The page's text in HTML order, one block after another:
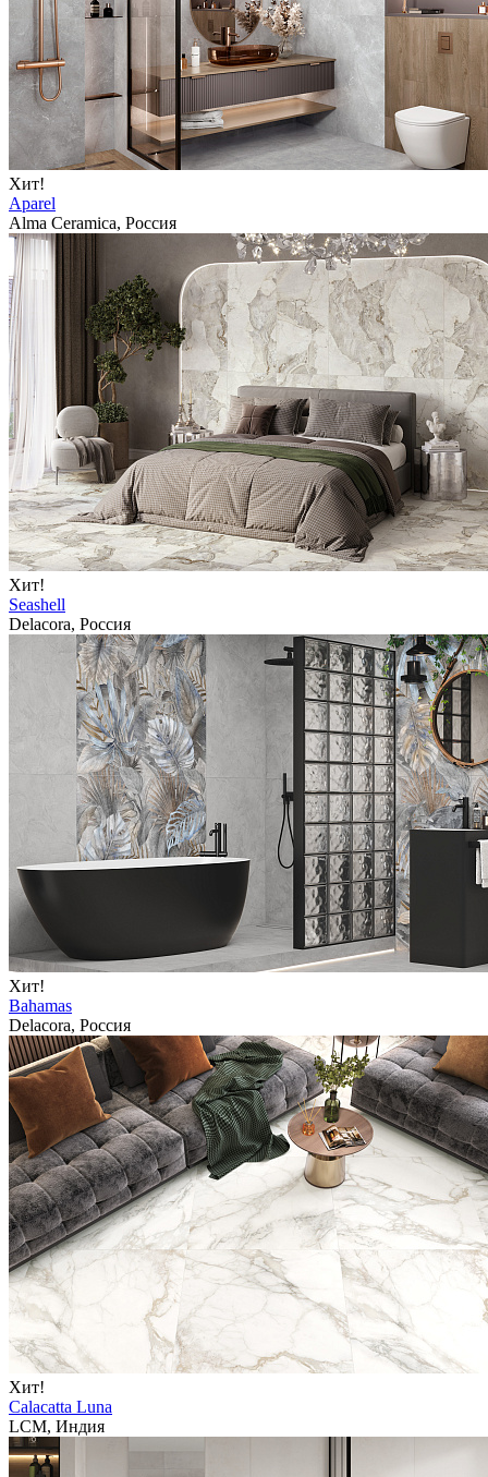
Хит!
Aparel
Alma Ceramica, Россия
Хит!
Seashell
Delacora, Россия
Хит!
Bahamas
Delacora, Россия
Хит!
Calacatta Luna
LCM, Индия